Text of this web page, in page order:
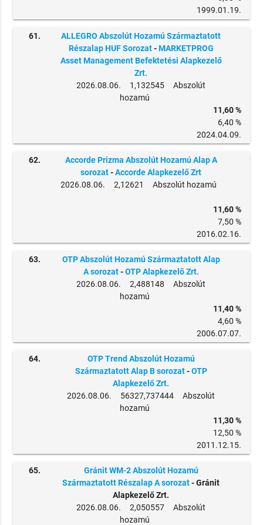
1999.01.19.
61.
ALLEGRO Abszolút Hozamú Származtatott
Részalap HUF Sorozat-MARKETPROG
Asset Management Befektetési Alapkezelő
Zrt.
2026.08.06. 1,132545 Abszolút
hozamú
11,60 %
6,40 %
2024.04.09.
62.
Accorde Prizma Abszolút Hozamú Alap A
sorozat-Accorde Alapkezelő Zrt
2026.08.06. 2,12621 Abszolút hozamú
11,60 %
7,50 %
2016.02.16.
63.
OTP Abszolút Hozamú Származtatott Alap
A sorozat-OTP Alapkezelő Zrt.
2026.08.06. 2,488148 Abszolút
hozamú
11,40 %
4,60 %
2006.07.07.
64.
OTP Trend Abszolút Hozamú
Származtatott Alap B sorozat-OTP
Alapkezelő Zrt.
2026.08.06. 56327,737444 Abszolút
hozamú
11,30 %
12,50 %
2011.12.15.
65.
Gránit WM-2 Abszolút Hozamú
Származtatott Részalap A sorozat- Gránit
Alapkezelő Zrt.
2026.08.06. 2,050557 Abszolút
hozamú